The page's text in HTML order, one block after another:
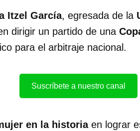
Itzel García, egresada de la
dirigir un partido de una
para el arbitraje nacional.
Suscríbete a nuestro canal
en la historiaen lograr